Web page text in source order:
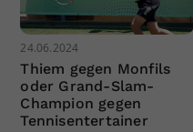
24.06.2024
Thiem gegen Monfils
oder Grand-Slam-
Champion gegen
Tennisentertainer